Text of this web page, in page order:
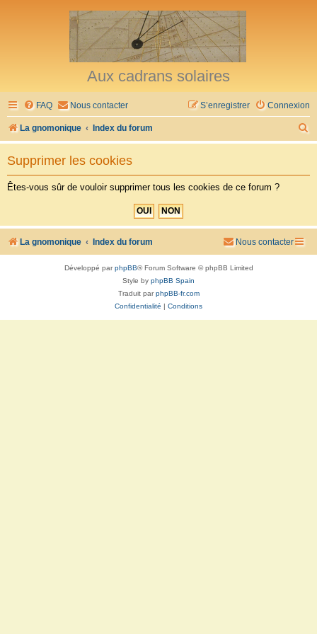
Aux cadrans solaires
FAQ Nous contacter Connexion
S’enregistrer
La gnomonique Index du forum
e
h
Supprimer les cookies
Êtes-vous sûr de vouloir supprimer tous les cookies de ce forum ?
La gnomonique Index du forum Nous contacter
Développé parphpBB® Forum Software © phpBB Limited
Style by phpBB Spain
Traduit parphpBB-fr.com
Confidentialité | Conditions